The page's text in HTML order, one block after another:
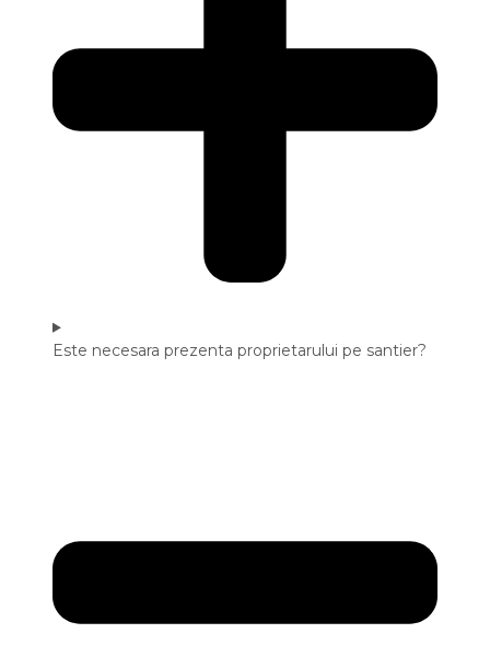
Este necesara prezenta proprietarului pe santier?